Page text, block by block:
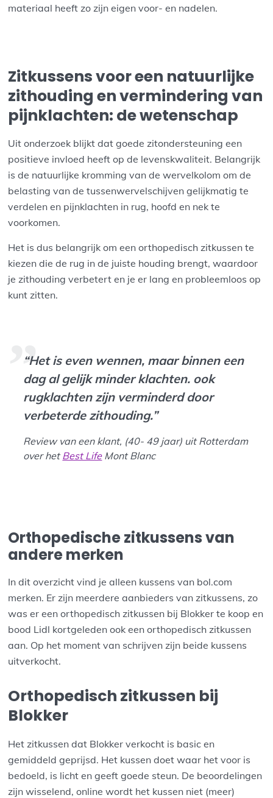
materiaal heeft zo zijn eigen voor- en nadelen.
Zitkussens voor een natuurlijke
zithouding en vermindering van
pijnklachten: de wetenschap
Uit onderzoek blijkt dat goede zitondersteuning een
positieve invloed heeft op de levenskwaliteit. Belangrijk
is de natuurlijke kromming van de wervelkolom om de
belasting van de tussenwervelschijven gelijkmatig te
verdelen en pijnklachten in rug, hoofd en nek te
voorkomen.
Het is dus belangrijk om een orthopedisch zitkussen te
kiezen die de rug in de juiste houding brengt, waardoor
je zithouding verbetert en je er lang en probleemloos op
kunt zitten.
“Het is even wennen, maar binnen een
dag al gelijk minder klachten. ook
rugklachten zijn verminderd door
verbeterde zithouding.”
Review van een klant, (40- 49 jaar) uit Rotterdam
over hetBest LifeMont Blanc
Orthopedische zitkussens van
andere merken
In dit overzicht vind je alleen kussens van bol.com
merken. Er zijn meerdere aanbieders van zitkussens, zo
was er een orthopedisch zitkussen bij Blokker te koop en
bood Lidl kortgeleden ook een orthopedisch zitkussen
aan. Op het moment van schrijven zijn beide kussens
uitverkocht.
Orthopedisch zitkussen bij
Blokker
Het zitkussen dat Blokker verkocht is basic en
gemiddeld geprijsd. Het kussen doet waar het voor is
bedoeld, is licht en geeft goede steun. De beoordelingen
zijn wisselend, online wordt het kussen niet (meer)